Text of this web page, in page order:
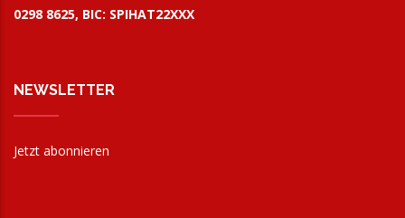
0298 8625, BIC: SPIHAT22XXX
NEWSLETTER
Jetzt abonnieren